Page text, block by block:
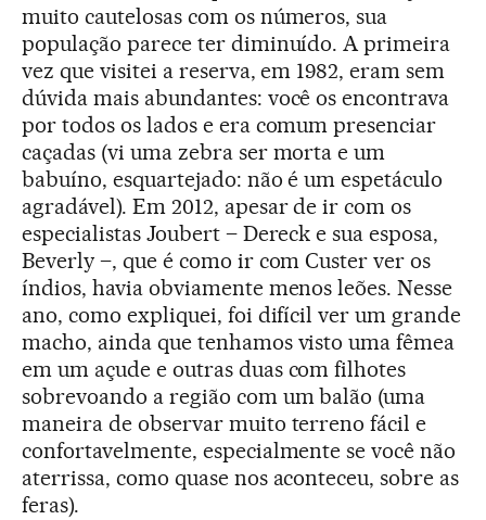
muito cautelosas com os números, sua
população parece ter diminuído. A primeira
vez que visitei a reserva, em 1982, eram sem
dúvida mais abundantes: você os encontrava
por todos os lados e era comum presenciar
caçadas (vi uma zebra ser morta e um
babuíno, esquartejado: não é um espetáculo
agradável). Em 2012, apesar de ir com os
especialistas Joubert – Dereck e sua esposa,
Beverly –, que é como ir com Custer ver os
índios, havia obviamente menos leões. Nesse
ano, como expliquei, foi difícil ver um grande
macho, ainda que tenhamos visto uma fêmea
em um açude e outras duas com filhotes
sobrevoando a região com um balão (uma
maneira de observar muito terreno fácil e
confortavelmente, especialmente se você não
aterrissa, como quase nos aconteceu, sobre as
feras).